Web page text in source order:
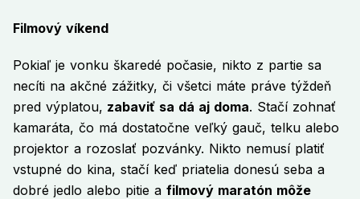
Filmový víkend
Pokiaľ je vonku škaredé počasie, nikto z partie sa
necíti na akčné zážitky, či všetci máte práve týždeň
pred výplatou, zabaviť sa dá aj doma. Stačí zohnať
kamaráta, čo má dostatočne veľký gauč, telku alebo
projektor a rozoslať pozvánky. Nikto nemusí platiť
vstupné do kina, stačí keď priatelia donesú seba a
dobré jedlo alebo pitie a filmový maratón môže